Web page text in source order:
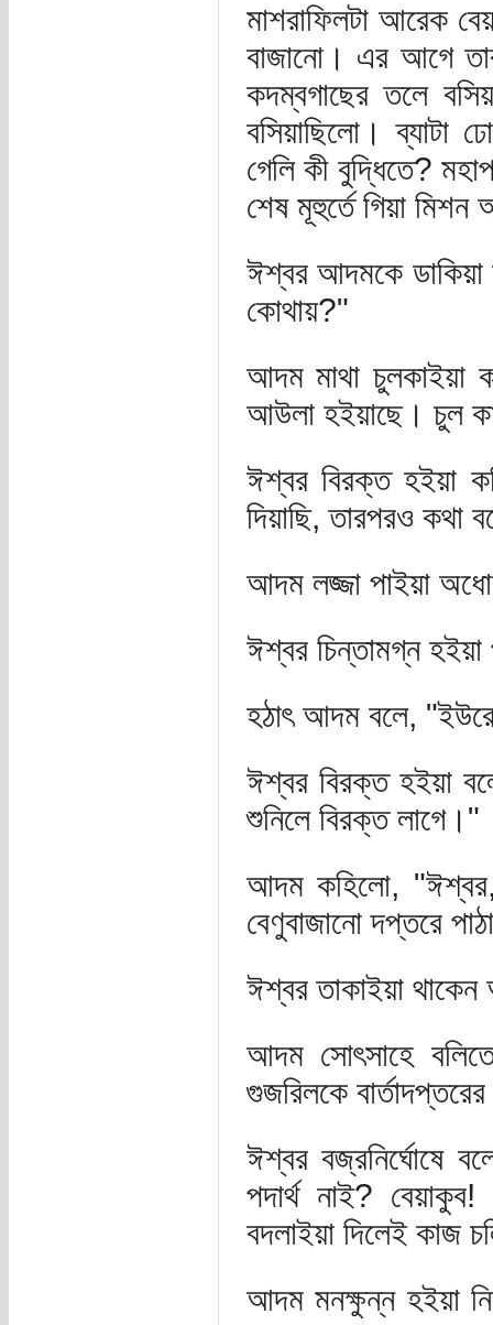
মাশরাফিলটা আরেক
বাজানো। এর আগে
কদম্বগাছের তলে
বসিয়াছিলো। ব্যাটা
গেলি কী বুদ্ধিতে?
শেষ মূহুর্তে গিয়া মিশন
ঈশ্বর আদমকে
কোথায়?"
আদম মাথা চুলকাইয়া
আউলা হইয়াছে। চুল
ঈশ্বর বিরক্ত হইয়া
দিয়াছি, তারপরও
আদম লজ্জা পাইয়া
ঈশ্বর চিন্তামগ্ন
হঠাৎ আদম বলে,
ঈশ্বর বিরক্ত হইয়া
শুনিলে বিরক্ত লাগে।"
আদম কহিলো, "ঈশ্বর,
বেণুবাজানো দপ্তরে
ঈশ্বর তাকাইয়া
আদম সোৎসাহে বলিতে
গুজরিলকে
ঈশ্বর বজ্রনির্ঘোষে
পদার্থ নাই?
বদলাইয়া দিলেই কাজ
আদম মনক্ষুন্ন হইয়া